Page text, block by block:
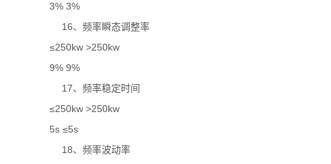
3% 3%
16、频率瞬态调整率
≤250kw >250kw
9% 9%
17、频率稳定时间
≤250kw >250kw
5s ≤5s
18、频率波动率